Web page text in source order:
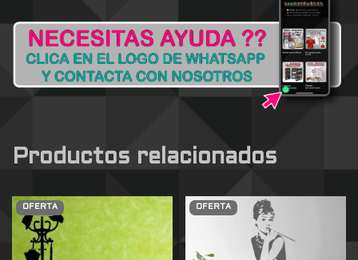
Productos relacionados
OFERTA OFERTA